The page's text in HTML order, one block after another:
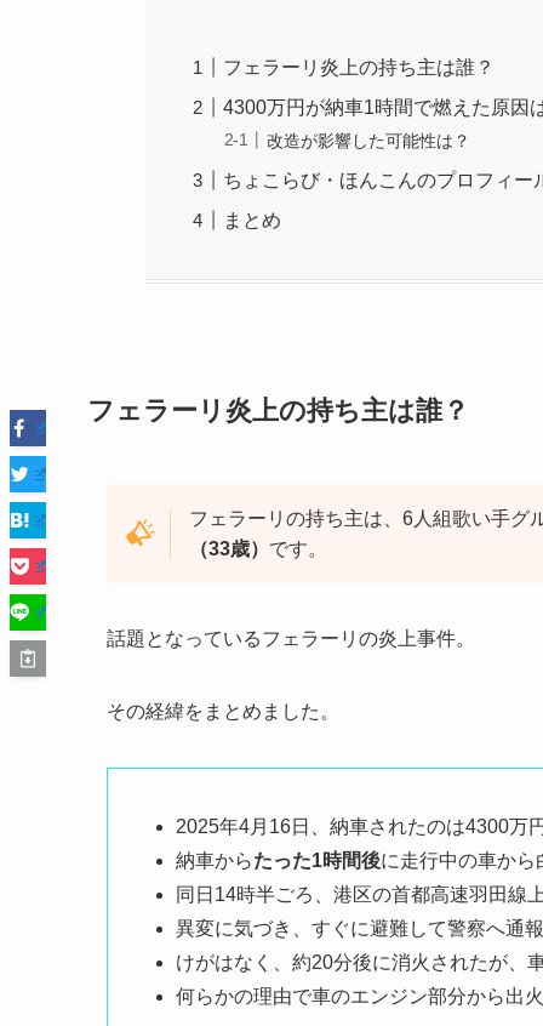
フェラーリ炎上の持ち主は誰？
4300万円が納車1時間で燃えた原因
改造が影響した可能性は？
ちょこらび・ほんこんのプロフィー
まとめ
フェラーリ炎上の持ち主は誰？
フェラーリの持ち主は、6人組歌い手グ
（33歳） です。
話題となっているフェラーリの炎上事件。
その経緯をまとめました。
2025年4月16日、納車されたのは4300万
納車からたった1時間後に走行中の車から
同日14時半ごろ、港区の首都高速羽田線
異変に気づき、すぐに避難して警察へ通報
けがはなく、約20分後に消火されたが、
何らかの理由で車のエンジン部分から出